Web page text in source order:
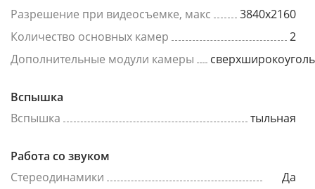
Разрешение при видеосъемке, макс
3840x2160
Количество основных камер
2
Дополнительные модули камеры
Вспышка
Вспышка
тыльная
Работа со звуком
Стереодинамики
Да